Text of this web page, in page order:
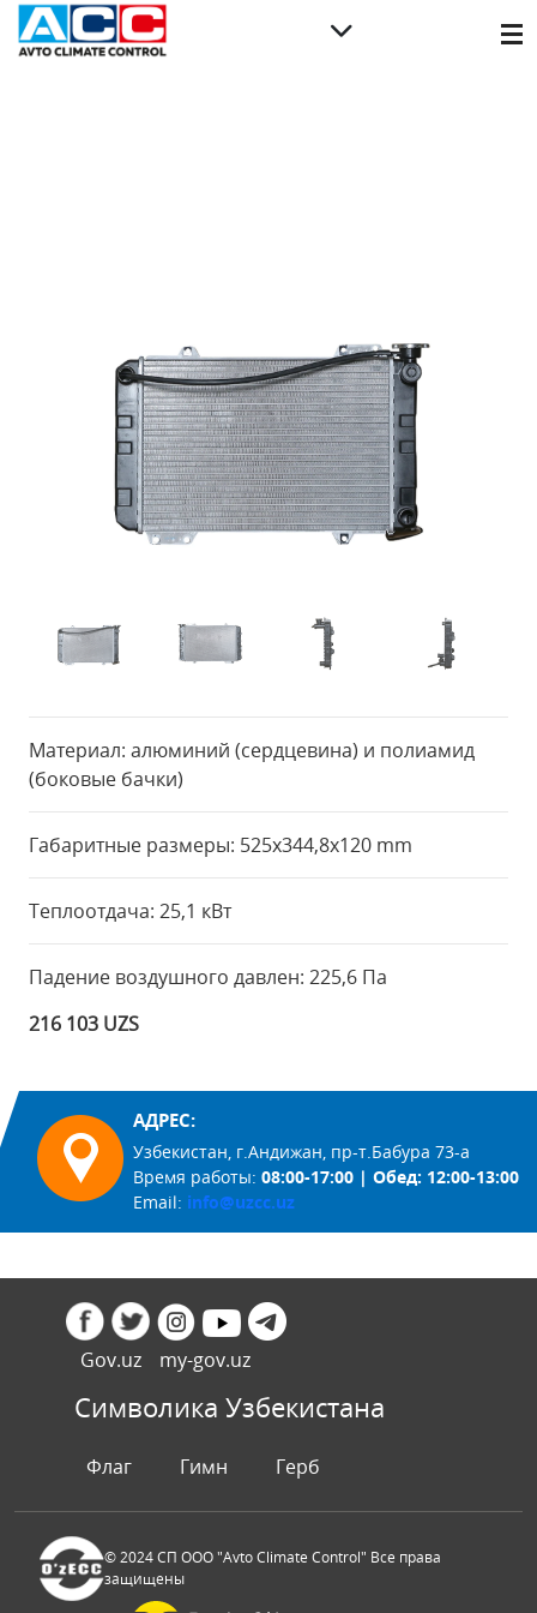
Материал: алюминий (сердцевина) и полиамид
(боковые бачки)
Габаритные размеры: 525x344,8x120 mm
Теплоотдача: 25,1 кВт
Падение воздушного давлен: 225,6 Па
216 103 UZS
Gov.uz my-gov.uz
АДРЕС:
Узбекистан, г.Андижан, пр-т.Бабура 73-а
Время работы: 08:00-17:00 | Обед: 12:00-13:00
Email: info@uzcc.uz
Символика Узбекистана
Флаг Гимн Герб
© 2024 СП ООО "Avto Climate Control" Все права
защищены